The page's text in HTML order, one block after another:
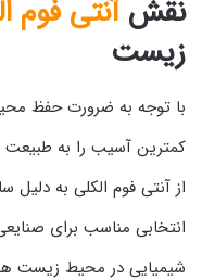
نقشآنتی فوم
زیست
با توجه به ضرورت حفظ
کمترین آسیب را به طبیعت
از آنتی فوم الکلی به دلیل
انتخابی مناسب برای
شیمیایی در محیط زیست